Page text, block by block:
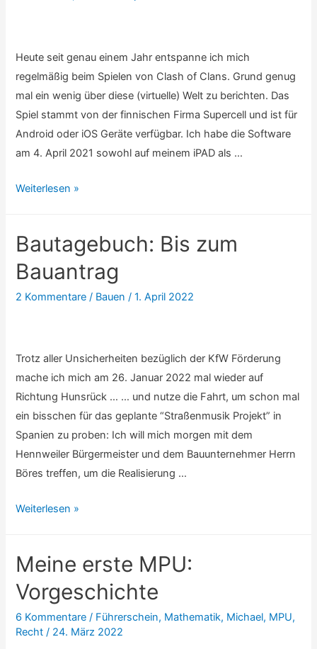
Heute seit genau einem Jahr entspanne ich mich
regelmäßig beim Spielen von Clash of Clans. Grund genug
mal ein wenig über diese (virtuelle) Welt zu berichten. Das
Spiel stammt von der finnischen Firma Supercell und ist für
Android oder iOS Geräte verfügbar. Ich habe die Software
am 4. April 2021 sowohl auf meinem iPAD als …
Clash
Erster
Geburtstag
Weiterlesen »
Bautagebuch: Bis zum
Bauantrag
2 Kommentare / Bauen /1. April 2022
Trotz aller Unsicherheiten bezüglich der KfW Förderung
mache ich mich am 26. Januar 2022 mal wieder auf
Richtung Hunsrück … … und nutze die Fahrt, um schon mal
ein bisschen für das geplante “Straßenmusik Projekt” in
Spanien zu proben: Ich will mich morgen mit dem
Hennweiler Bürgermeister und dem Bauunternehmer Herrn
Böres treffen, um die Realisierung …
Bautagebuch:
Bauantrag
Weiterlesen »
Meine erste MPU:
Vorgeschichte
6 Kommentare / Führerschein, Mathematik, Michael, MPU,
Recht / 24. März 2022